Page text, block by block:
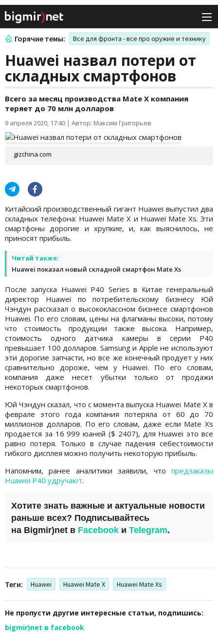
Горячие темы: Все для фронта - все про оружие и технику
Huawei назвал потери от
складных смартфонов
Всего за месяц производства Mate X компания
теряет до 70 млн долларов
9 апреля 2020, 17:40 | Автор: Максим Григорьев
gizchina.com
Китайский производственный гигант Huawei выпустил два
складных телефона: Huawei Mate X и Huawei Mate Xs. Эти
смартфоны дорогие и хрупкие, и, как выяснилось, не
приносят прибыль.
Читай также:
Huawei показал новый складной смартфон Mate Xs
После запуска Huawei P40 Series в Китае генеральный
директор Huawei по потребительскому бизнесу Юй
Чэндун рассказал о высококлассном бизнесе смартфонов
Huawei. По его словам, цены на флагманы высоки, потому
что стоимость продукции также высока. Например,
стоимость одного датчика камеры в серии P40
превышает 100 долларов. Samsung и Apple не используют
эти дорогие запчасти, но все же конечный продует у них
сравнительно дороже, чем у Huawei. По его словам,
компания даже несет убытки только от продажи
некоторых смартфонов.
Юй Чэндун сказал, что с момента выпуска Huawei Mate X в
феврале этого года компания потеряла от 60 до 70
миллионов долларов. По его словам, даже если Mate Xs
продается за 16 999 юаней ($ 2407), для Huawei это все
равно потеря. Только в случае падения себестоимости
гибкого дисплея можно получить некоторую прибыль.
Напомним, ранее аналитики заявили, что предзаказы
Huawei P40 удручают.
Хотите знать важные и актуальные новости
раньше всех? Подписывайтесь
на Bigmir)net в Facebook и Telegram.
Теги: Huawei Huawei Mate X Huawei Mate Xs
Не пропусти другие интересные статьи, подпишись:
bigmir)net в facebook